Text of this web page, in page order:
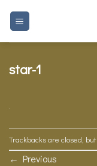
star-1
Trackbacks are closed, but
← Previous